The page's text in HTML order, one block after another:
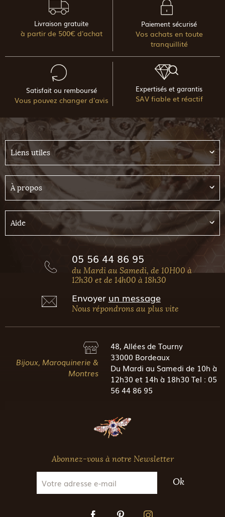
Livraison gratuite
à partir de 500€ d'achat
Paiement sécurisé
Vos achats en toute
tranquillité
Satisfait ou remboursé
Vous pouvez changer d'avis
Expertisés et garantis
SAV fiable et réactif
Liens utiles
À propos
Aide
05 56 44 86 95
du Mardi au Samedi, de 10H00 à
12h30 et de 14h00 à 18h30
Envoyer un message
Nous répondrons au plus vite
Bijoux, Maroquinerie &
Montres
48, Allées de Tourny
33000 Bordeaux
Du Mardi au Samedi de 10h à
12h30 et 14h à 18h30 Tel : 05
56 44 86 95
Abonnez-vous à notre Newsletter
Ok